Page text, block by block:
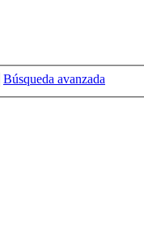
Búsqueda avanzada